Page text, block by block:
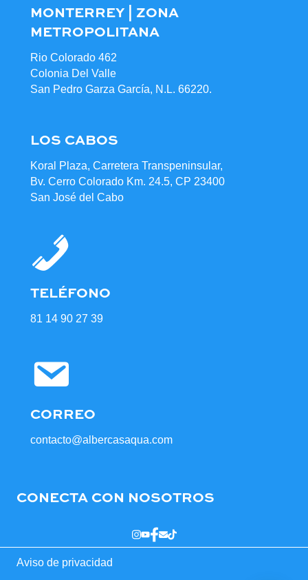
MONTERREY | ZONA
METROPOLITANA
Rio Colorado 462
Colonia Del Valle
San Pedro Garza García, N.L. 66220.
LOS CABOS
Koral Plaza, Carretera Transpeninsular,
Bv. Cerro Colorado Km. 24.5, CP 23400
San José del Cabo
TELÉFONO
81 14 90 27 39
CORREO
contacto@albercasaqua.com
CONECTA CON NOSOTROS
Aviso de privacidad